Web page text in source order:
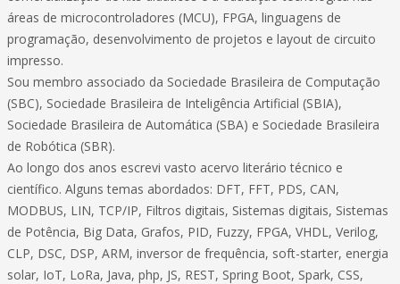
áreas de microcontroladores (MCU), FPGA, linguagens de
programação, desenvolvimento de projetos e layout de circuito
impresso.
Sou membro associado da Sociedade Brasileira de Computação
(SBC), Sociedade Brasileira de Inteligência Artificial (SBIA),
Sociedade Brasileira de Automática (SBA) e Sociedade Brasileira
de Robótica (SBR).
Ao longo dos anos escrevi vasto acervo literário técnico e
científico. Alguns temas abordados: DFT, FFT, PDS, CAN,
MODBUS, LIN, TCP/IP, Filtros digitais, Sistemas digitais, Sistemas
de Potência, Big Data, Grafos, PID, Fuzzy, FPGA, VHDL, Verilog,
CLP, DSC, DSP, ARM, inversor de frequência, soft-starter, energia
solar, IoT, LoRa, Java, php, JS, REST, Spring Boot, Spark, CSS,